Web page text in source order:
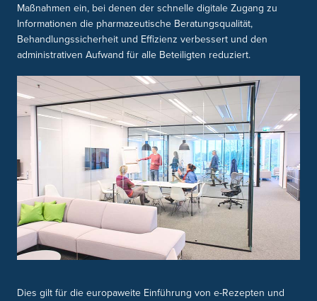
Maßnahmen ein, bei denen der schnelle digitale Zugang zu
Informationen die pharmazeutische Beratungsqualität,
Behandlungssicherheit und Effizienz verbessert und den
administrativen Aufwand für alle Beteiligten reduziert.
Dies gilt für die europaweite Einführung von e-Rezepten und